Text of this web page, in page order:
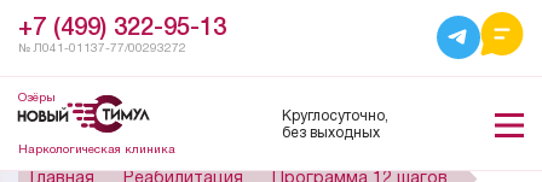
+7 (499) 322-95-13
№ Л041-01137-77/00293272
Озёры
Наркологическая клиника
Круглосуточно,
без выходных